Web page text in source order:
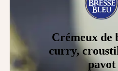
Crémeux de
curry,
pavot